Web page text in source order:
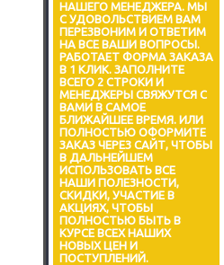
НАШЕГО МЕНЕДЖЕРА. МЫ
С УДОВОЛЬСТВИЕМ ВАМ
ПЕРЕЗВОНИМ И ОТВЕТИМ
НА ВСЕ ВАШИ ВОПРОСЫ.
РАБОТАЕТ ФОРМА ЗАКАЗА
В 1 КЛИК. ЗАПОЛНИТЕ
ВСЕГО 2 СТРОКИ И
МЕНЕДЖЕРЫ СВЯЖУТСЯ С
ВАМИ В САМОЕ
БЛИЖАЙШЕЕ ВРЕМЯ. ИЛИ
ПОЛНОСТЬЮ ОФОРМИТЕ
ЗАКАЗ ЧЕРЕЗ САЙТ, ЧТОБЫ
В ДАЛЬНЕЙШЕМ
ИСПОЛЬЗОВАТЬ ВСЕ
НАШИ ПОЛЕЗНОСТИ,
СКИДКИ, УЧАСТИЕ В
АКЦИЯХ, ЧТОБЫ
ПОЛНОСТЬЮ БЫТЬ В
КУРСЕ ВСЕХ НАШИХ
НОВЫХ ЦЕН И
ПОСТУПЛЕНИЙ.